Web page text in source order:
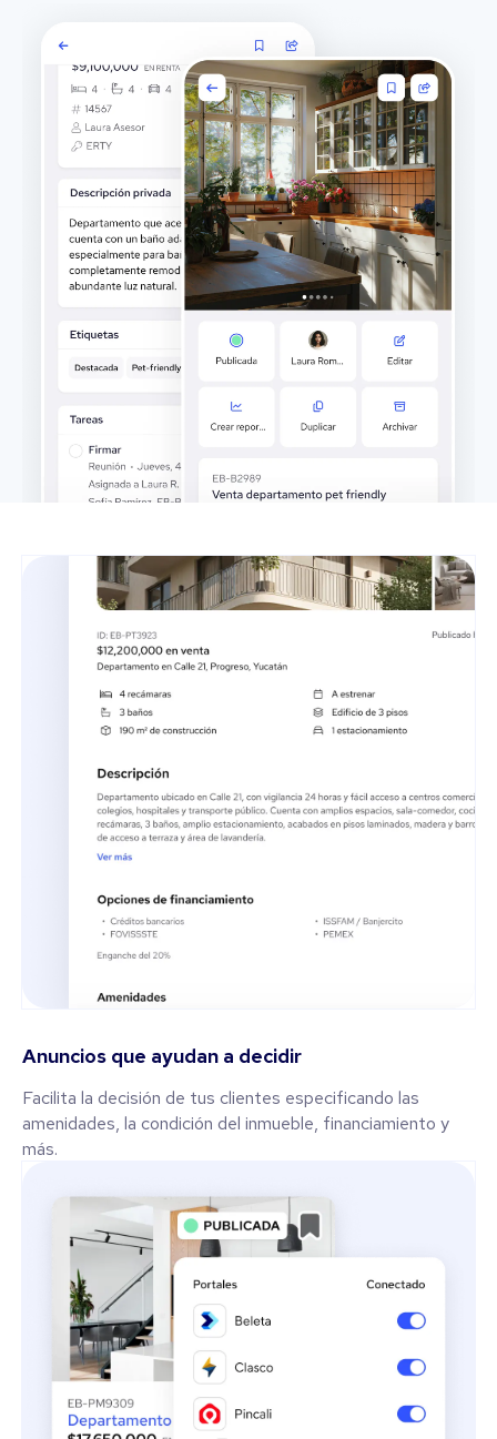
Anuncios que ayudan a decidir
Facilita la decisión de tus clientes especificando las
amenidades, la condición del inmueble, financiamiento y
más.